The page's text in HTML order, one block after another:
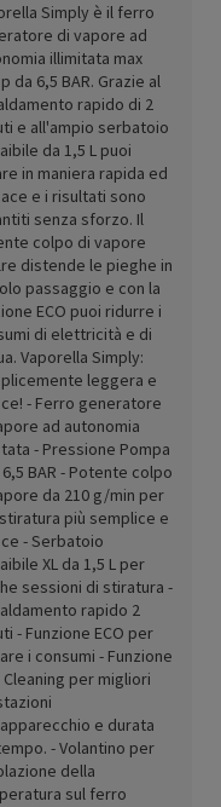
Simply è il ferro
di vapore ad
illimitata max
da 6,5 BAR. Grazie al
rapido di 2
e all'ampio serbatoio
da 1,5 L puoi
in maniera rapida ed
e i risultati sono
senza sforzo. Il
colpo di vapore
distende le pieghe in
passaggio e con la
ECO puoi ridurre i
di elettricità e di
Vaporella Simply:
leggera e
- Ferro generatore
ad autonomia
- Pressione Pompa
6,5 BAR - Potente colpo
da 210 g/min per
più semplice e
- Serbatoio
XL da 1,5 L per
sessioni di stiratura -
rapido 2
- Funzione ECO per
i consumi - Funzione
Cleaning per migliori
e durata
- Volantino per
della
sul ferro